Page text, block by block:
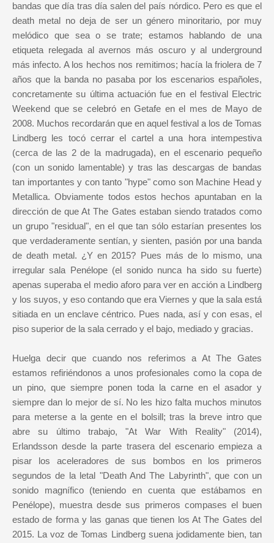
bandas que día tras día salen del país nórdico. Pero es que el
death metal no deja de ser un género minoritario, por muy
melódico que sea o se trate; estamos hablando de una
etiqueta relegada al avernos más oscuro y al underground
más infecto. A los hechos nos remitimos; hacía la friolera de 7
años que la banda no pasaba por los escenarios españoles,
concretamente su última actuación fue en el festival Electric
Weekend que se celebró en Getafe en el mes de Mayo de
2008. Muchos recordarán que en aquel festival a los de Tomas
Lindberg les tocó cerrar el cartel a una hora intempestiva
(cerca de las 2 de la madrugada), en el escenario pequeño
(con un sonido lamentable) y tras las descargas de bandas
tan importantes y con tanto "hype" como son Machine Head y
Metallica. Obviamente todos estos hechos apuntaban en la
dirección de que At The Gates estaban siendo tratados como
un grupo "residual", en el que tan sólo estarían presentes los
que verdaderamente sentían, y sienten, pasión por una banda
de death metal. ¿Y en 2015? Pues más de lo mismo, una
irregular sala Penélope (el sonido nunca ha sido su fuerte)
apenas superaba el medio aforo para ver en acción a Lindberg
y los suyos, y eso contando que era Viernes y que la sala está
sitiada en un enclave céntrico. Pues nada, así y con esas, el
piso superior de la sala cerrado y el bajo, mediado y gracias.
Huelga decir que cuando nos referimos a At The Gates
estamos refiriéndonos a unos profesionales como la copa de
un pino, que siempre ponen toda la carne en el asador y
siempre dan lo mejor de sí. No les hizo falta muchos minutos
para meterse a la gente en el bolsill; tras la breve intro que
abre su último trabajo, "At War With Reality" (2014),
Erlandsson desde la parte trasera del escenario empieza a
pisar los aceleradores de sus bombos en los primeros
segundos de la letal "Death And The Labyrinth", que con un
sonido magnífico (teniendo en cuenta que estábamos en
Penélope), muestra desde sus primeros compases el buen
estado de forma y las ganas que tienen los At The Gates del
2015. La voz de Tomas Lindberg suena jodidamente bien, tan